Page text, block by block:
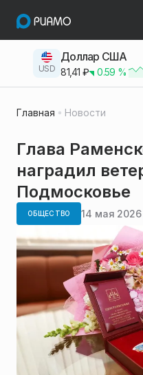
USD
Доллар США
81,41 ₽ 0.59 %
Главная Новости
Глава
наградил
Подмосковье
ОБЩЕСТВО 14 мая 2026